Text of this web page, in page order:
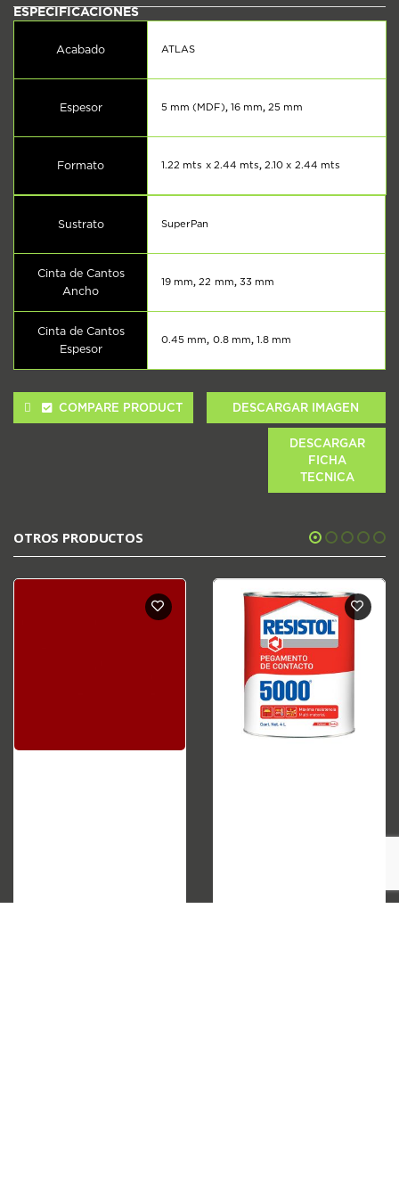
Acabado ATLAS
Espesor 5 mm (MDF), 16 mm,25 mm
Formato 1.22 mts x 2.44 mts,2.10 x 2.44 mts
Sustrato SuperPan
Cinta de Cantos
Ancho
19 mm,22 mm, 33 mm
Cinta de Cantos
Espesor
0.45 mm, 0.8 mm, 1.8 mm
COMPARE PRODUCT DESCARGAR IMAGEN
DESCARGAR
FICHA
TECNICA
OTROS PRODUCTOS